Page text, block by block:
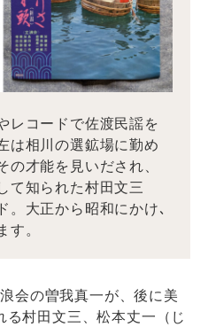
レコードで佐渡民謡を
は相川の選鉱場に勤め
の才能を見いだされ、
て知られた村田文三
。大正から昭和にかけ､
す。
会の曽我真一が、後に美
村田文三、松本丈一（じ